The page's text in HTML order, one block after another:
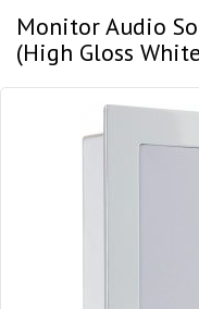
Monitor Audio
(High Gloss